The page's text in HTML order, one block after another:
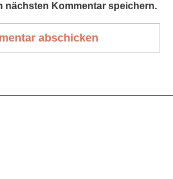
nächsten Kommentar speichern.